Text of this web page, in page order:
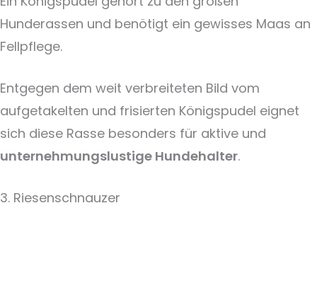
Hunderassen und benötigt ein gewisses Maas an
Fellpflege.
Entgegen dem weit verbreiteten Bild vom
aufgetakelten und frisierten Königspudel eignet
sich diese Rasse besonders für aktive und
unternehmungslustige Hundehalter.
3. Riesenschnauzer